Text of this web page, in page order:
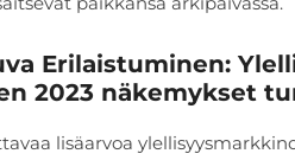
Erilaistuminen:
2023 näkemykset
lisäarvoa